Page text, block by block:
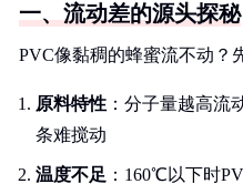
一、流动差的源头探秘
PVC像黏稠的蜂蜜流不动？
原料特性 ：分子量越高流
条难搅动
温度不足 ：160℃以下时